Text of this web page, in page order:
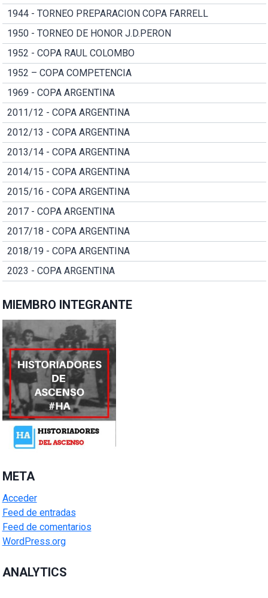
1944 - TORNEO PREPARACION COPA FARRELL
1950 - TORNEO DE HONOR J.D.PERON
1952 - COPA RAUL COLOMBO
1952 – COPA COMPETENCIA
1969 - COPA ARGENTINA
2011/12 - COPA ARGENTINA
2012/13 - COPA ARGENTINA
2013/14 - COPA ARGENTINA
2014/15 - COPA ARGENTINA
2015/16 - COPA ARGENTINA
2017 - COPA ARGENTINA
2017/18 - COPA ARGENTINA
2018/19 - COPA ARGENTINA
2023 - COPA ARGENTINA
MIEMBRO INTEGRANTE
META
Acceder
Feed de entradas
Feed de comentarios
WordPress.org
ANALYTICS